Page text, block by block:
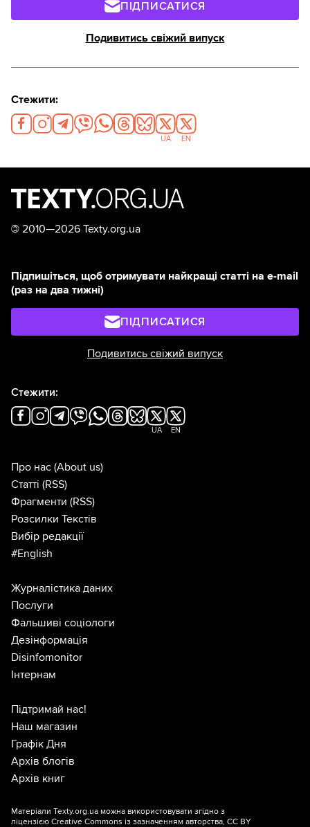
ПІДПИСАТИСЯ
Подивитись свіжий випуск
Стежити:
UA EN
© 2010—2026 Texty.org.ua
Підпишіться, щоб отримувати найкращі статті на e-mail
(раз на два тижні)
ПІДПИСАТИСЯ
Подивитись свіжий випуск
Стежити:
UA EN
Про нас (About us)
Статті (RSS)
Фрагменти (RSS)
Розсилки Текстів
Вибір редакції
#English
Журналістика даних
Послуги
Фальшиві соціологи
Дезінформація
Disinfomonitor
Інтернам
Підтримай нас!
Наш магазин
Графік Дня
Архів блогів
Архів книг
Матеріали Texty.org.ua можна використовувати згідно з
ліцензією Creative Commons із зазначенням авторства, CC BY